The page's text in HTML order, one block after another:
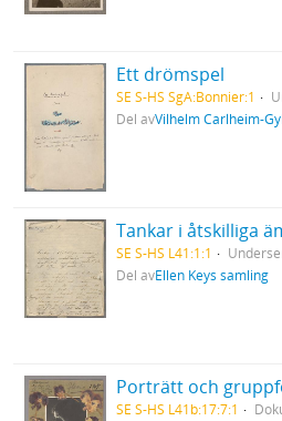
Ett drömspel
SE S-HS SgA:Bonnier:1
Del avVilhelm Carlheim-
SE S-HS L41:1:1
Del avEllen Keys samling
SE S-HS L41b:17:7:1